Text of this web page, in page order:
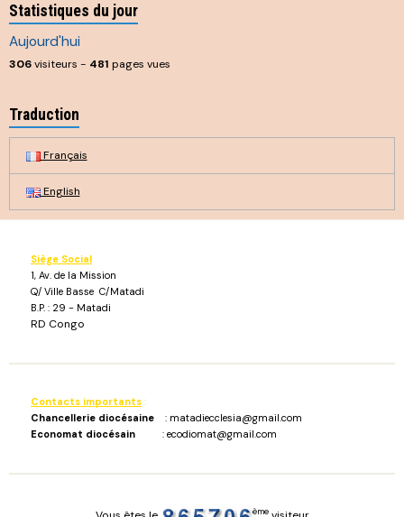
Statistiques du jour
Aujourd'hui
306visiteurs - 481 pages vues
Traduction
Français
English
Siège Social
1, Av. de la Mission
Q/ Ville Basse C/Matadi
B.P. : 29 - Matadi
RD Congo
Contacts importants :
Chancellerie diocésaine : matadiecclesia@gmail.com
Economat diocésain : ecodiomat@gmail.com
ème